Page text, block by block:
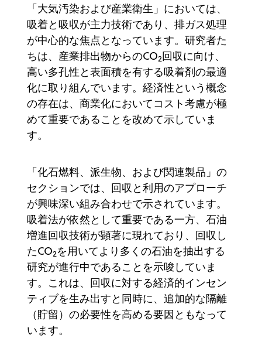
「大気汚染および産業衛生」においては、
吸着と吸収が主力技術であり、排ガス処理
が中心的な焦点となっています。研究者た
ちは、産業排出物からのCO2回収に向け、
高い多孔性と表面積を有する吸着剤の最適
化に取り組んでいます。経済性という概念
の存在は、商業化においてコスト考慮が極
めて重要であることを改めて示していま
す。
「化石燃料、派生物、および関連製品」の
セクションでは、回収と利用のアプローチ
が興味深い組み合わせで示されています。
吸着法が依然として重要である一方、石油
増進回収技術が顕著に現れており、回収し
たCO2を用いてより多くの石油を抽出する
研究が進行中であることを示唆していま
す。これは、回収に対する経済的インセン
ティブを生み出すと同時に、追加的な隔離
（貯留）の必要性を高める要因ともなって
います。